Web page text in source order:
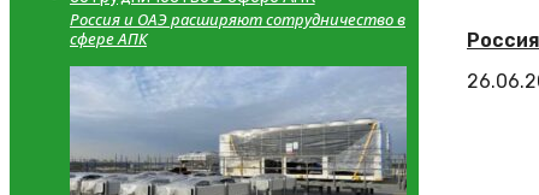
Россия и ОАЭ расширяют сотрудничество в
сфере АПК